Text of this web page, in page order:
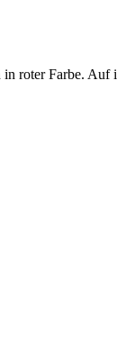
roter Farbe. Auf